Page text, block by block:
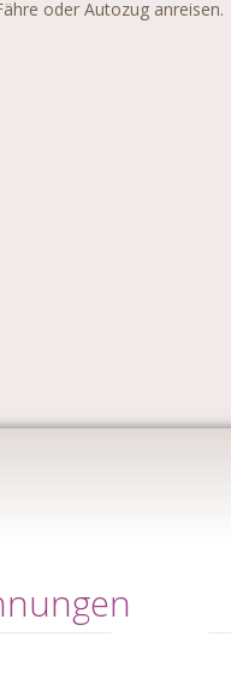
oder Autozug anreisen.